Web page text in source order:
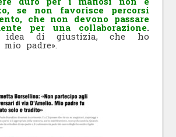
se non favorisce percorsi
che non devono passare
per una collaborazione.
idea di giustizia, che ho
padre».